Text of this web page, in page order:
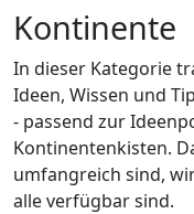
Kontinente
In dieser Kategorie
Ideen, Wissen und
- passend zur
Kontinentenkisten.
umfangreich sind,
alle verfügbar sind.